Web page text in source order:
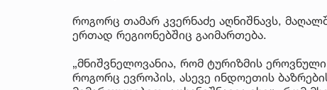
როგორც თამარ კვერნაძე აღნიშნავს,
ერთად რეგიონებშიც გაიმართება.
„მნიშვნელოვანია, რომ ტურიზმის
როგორც ევროპის, ასევე ინდოეთის